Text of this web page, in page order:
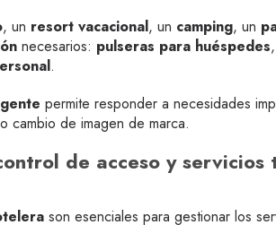
, un resort vacacional, un camping, un
necesarios: pulseras para huéspedes,
.
permite responder a necesidades
cambio de imagen de marca.
de acceso y
son esenciales para gestionar los